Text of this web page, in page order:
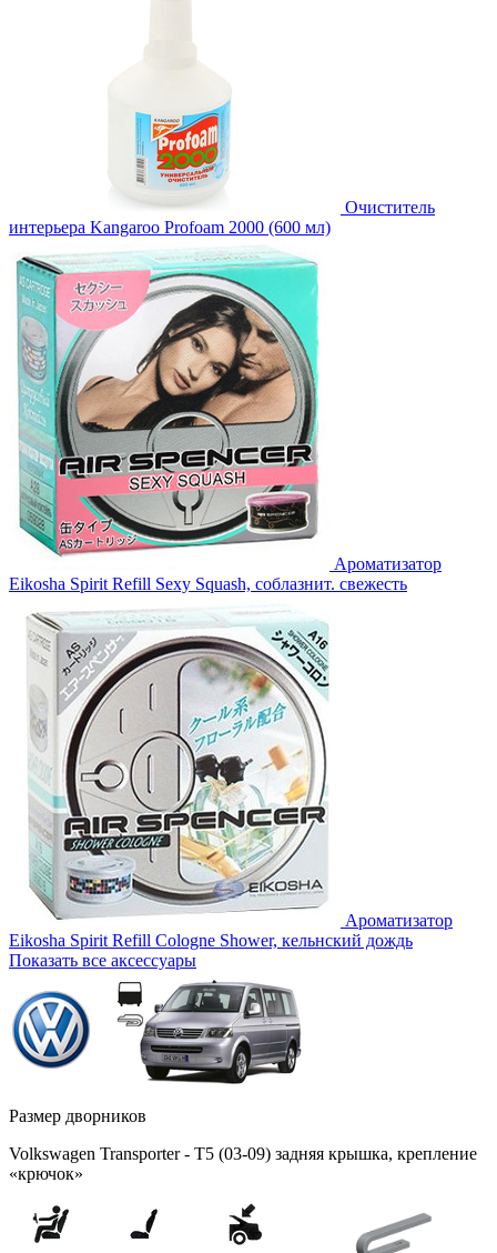
Очиститель
интерьера Kangaroo Profoam 2000 (600 мл)
Ароматизатор
Eikosha Spirit Refill Sexy Squash, соблазнит. свежесть
Ароматизатор
Eikosha Spirit Refill Cologne Shower, кельнский дождь
Показать все аксессуары
Размер дворников
Volkswagen Transporter - T5 (03-09) задняя крышка, крепление
«крючок»